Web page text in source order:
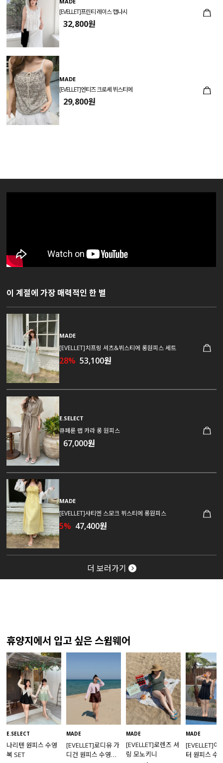
[EVELLET]프린티 레이스 캡나시
32,800원
MADE
[EVELLET]엔티즈 크로셰 뷔스티에
29,800원
이 계절에 가장 매력적인 한 벌
MADE
[EVELLET]치프링 셔츠&뷔스티에 롱원피스 세트
28% 53,100원
E.SELECT
큐페룬 랩 카라 롱 원피스
67,000원
MADE
[EVELLET]샤티엔 스모크 뷔스티에 롱원피스
5% 47,400원
더 보러가기
휴양지에서 입고 싶은 스윔웨어
E.SELECT
나리텐 원피스 수영
복 SET
MADE
[EVELLET]로디유 가
디건 원피스 수영복
MADE
[EVELLET]로렌즈 셔
링 모노키니
MADE
[EVELLET]아
터 원피스 수